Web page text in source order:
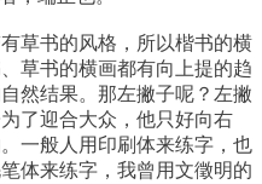
草书的风格，所以楷书的横
草书的横画都有向上提的趋
然结果。那左撇子呢？左撇
了迎合大众，他只好向右
一般人用印刷体来练字，也
体来练字，我曾用文徵明的